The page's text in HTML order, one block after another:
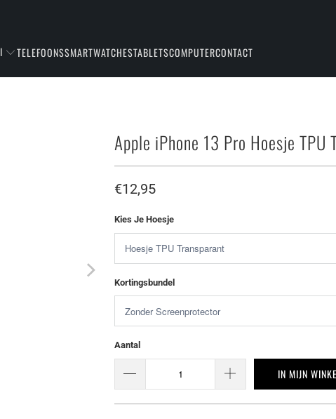
TELEFOONSSMARTWATCHESTABLETSCOMPUTERCONTACT
Apple iPhone 13 Pro Hoesje TPU
€12,95
Kies Je Hoesje
Kortingsbundel
Aantal
IN MIJN